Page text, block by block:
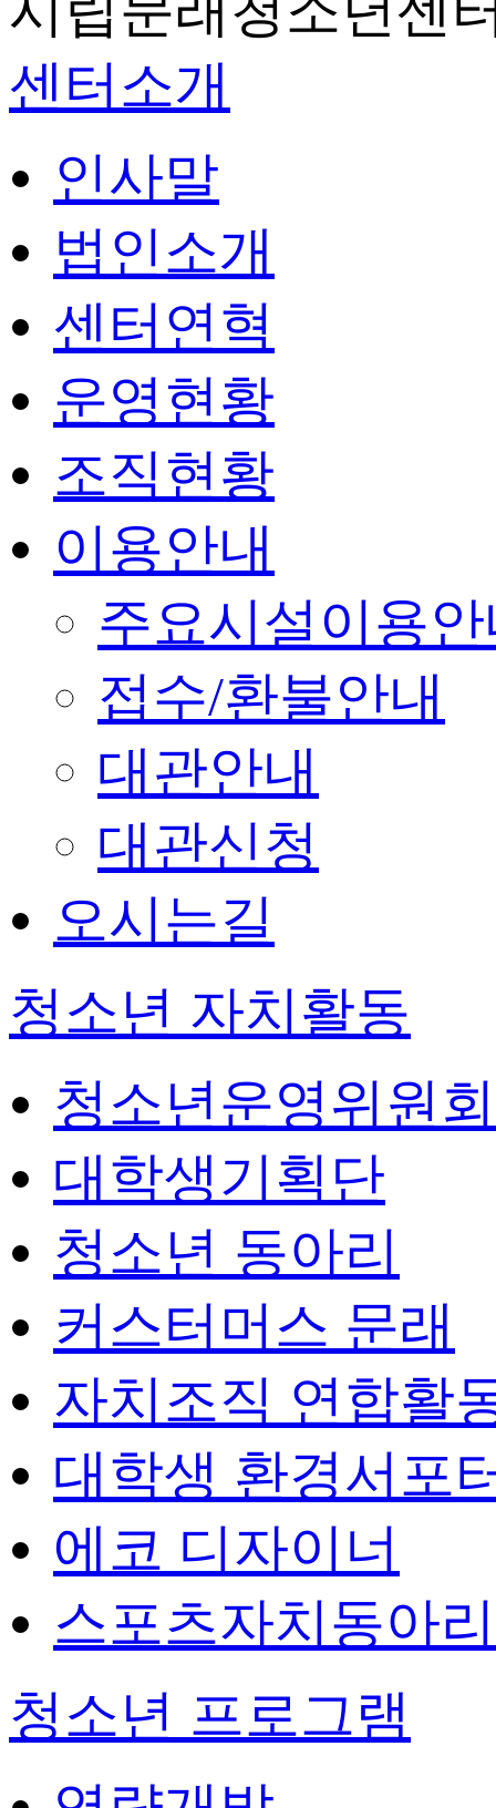
센터소개
인사말
법인소개
센터연혁
운영현황
조직현황
이용안내
주요시설이용
접수/환불안내
대관안내
대관신청
오시는길
청소년 자치활동
청소년운영위원회
대학생기획단
청소년 동아리
커스터머스 문래
자치조직 연합활
대학생 환경서포
에코 디자이너
스포츠자치동아리
청소년 프로그램